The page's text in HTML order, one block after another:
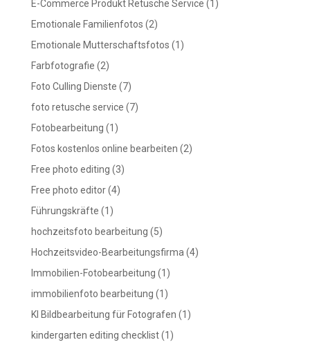
E-Commerce Produkt Retusche Service (1)
Emotionale Familienfotos (2)
Emotionale Mutterschaftsfotos (1)
Farbfotografie (2)
Foto Culling Dienste (7)
foto retusche service (7)
Fotobearbeitung (1)
Fotos kostenlos online bearbeiten (2)
Free photo editing (3)
Free photo editor(4)
Führungskräfte (1)
hochzeitsfoto bearbeitung (5)
Hochzeitsvideo-Bearbeitungsfirma (4)
Immobilien-Fotobearbeitung (1)
immobilienfoto bearbeitung (1)
KI Bildbearbeitung für Fotografen (1)
kindergarten editing checklist(1)